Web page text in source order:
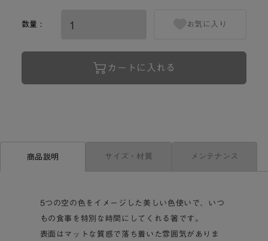
数量 :
カートに入れる
お気に入り
商品説明 サイズ・材質 メンテナンス
5つの空の色をイメージした美しい色使いで、いつ
もの食事を特別な時間にしてくれる箸です。
表面はマットな質感で落ち着いた雰囲気がありま